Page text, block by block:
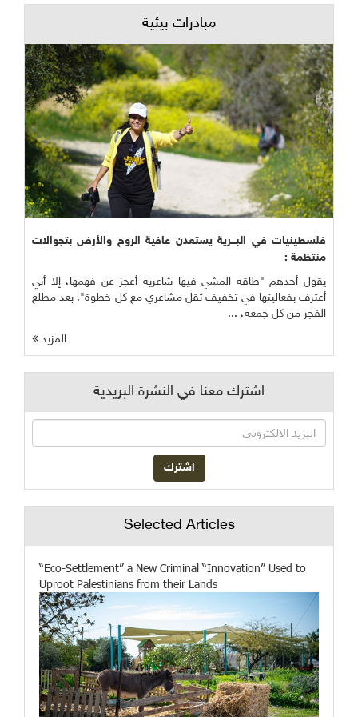
مبادرات بيئية
فلسطينيات في البـــرية يستعدن عافية الروح والأرض بتجوالات
منتظمة :
يقول أحدهم "طاقة المشي فيها شاعرية أعجز عن فهمها، إلا أني
أعترف بفعاليتها في تخفيف ثقل مشاعري مع كل خطوة". بعد مطلع
الفجر من كل جمعة، ...
المزيد
اشترك معنا في النشرة البريدية
Selected Articles
“Eco-Settlement” a New Criminal “Innovation” Used to
Uproot Palestinians from their Lands